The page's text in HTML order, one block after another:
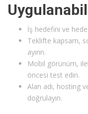
İş hedefini ve
Teklifte kapsam,
ayırın.
Mobil görünüm,
öncesi test edin.
Alan adı, hosting
doğrulayın.